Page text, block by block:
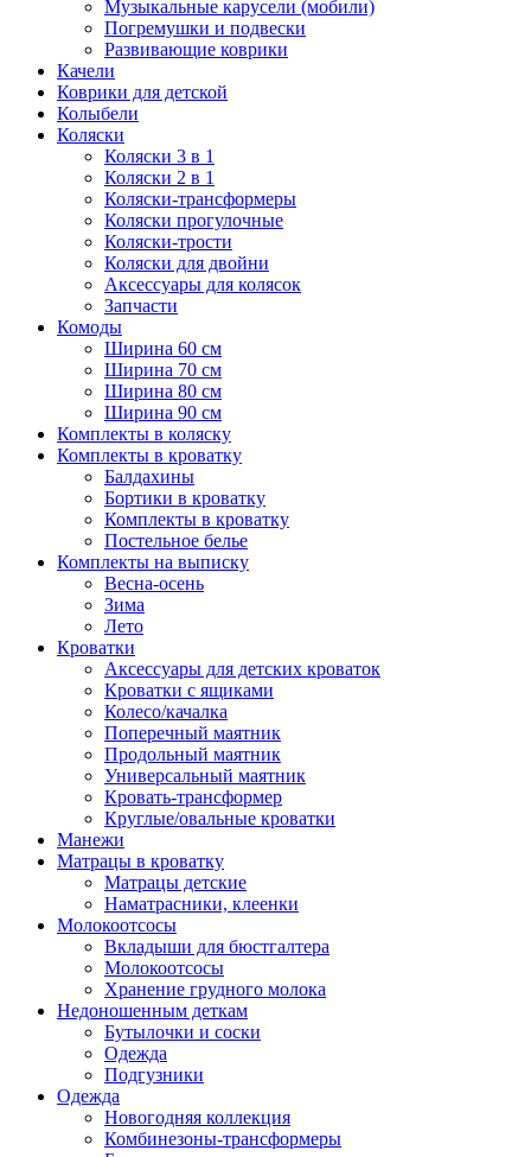
Музыкальные карусели (мобили)
Погремушки и подвески
Развивающие коврики
Качели
Коврики для детской
Колыбели
Коляски
Коляски 3 в 1
Коляски 2 в 1
Коляски-трансформеры
Коляски прогулочные
Коляски-трости
Коляски для двойни
Аксессуары для колясок
Запчасти
Комоды
Ширина 60 см
Ширина 70 см
Ширина 80 см
Ширина 90 см
Комплекты в коляску
Комплекты в кроватку
Балдахины
Бортики в кроватку
Комплекты в кроватку
Постельное белье
Комплекты на выписку
Весна-осень
Зима
Лето
Кроватки
Аксессуары для детских кроваток
Кроватки с ящиками
Колесо/качалка
Поперечный маятник
Продольный маятник
Универсальный маятник
Кровать-трансформер
Круглые/овальные кроватки
Манежи
Матрацы в кроватку
Матрацы детские
Наматрасники, клеенки
Молокоотсосы
Вкладыши для бюстгалтера
Молокоотсосы
Хранение грудного молока
Недоношенным деткам
Бутылочки и соски
Одежда
Подгузники
Одежда
Новогодняя коллекция
Комбинезоны-трансформеры